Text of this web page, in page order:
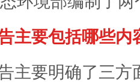
主要包括哪些内
主要明确了三方